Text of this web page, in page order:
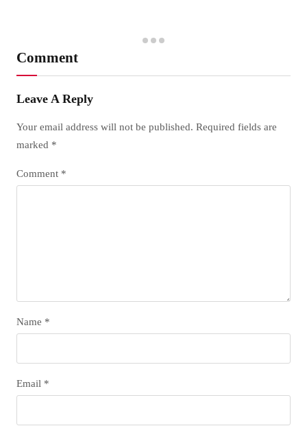
Comment
Leave A Reply
Your email address will not be published. Required fields are
marked *
Comment *
Name *
Email *